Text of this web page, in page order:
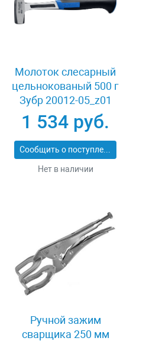
Молоток слесарный
цельнокованый 500 г
Зубр 20012-05_z01
1 534 руб.
Сообщить о поступлении
Нет в наличии
Ручной зажим
сварщика 250 мм